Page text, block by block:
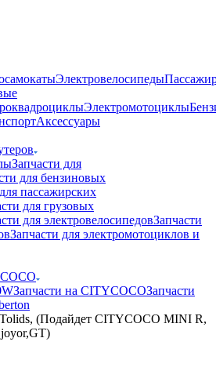
Электровелосипеды
Электромотоциклы
Аксессуары
Запчасти для
для бензиновых
пассажирских
для грузовых
для электровелосипедовЗапчасти
Запчасти для электромотоциклов и
Запчасти на CITYCOCOЗапчасти
(Подайдет CITYCOCO MINI R,